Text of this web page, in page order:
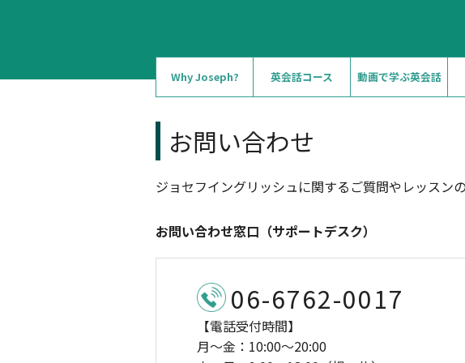
Why Joseph? 英会話コース 動画で学ぶ英会話
お問い合わせ
ジョセフイングリッシュに関するご質問やレッスン
お問い合わせ窓口（サポートデスク）
06-6762-0017
【電話受付時間】
月〜金：10:00〜20:00